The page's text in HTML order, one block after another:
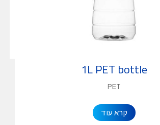
1L PET bottle
PET
קרא עוד